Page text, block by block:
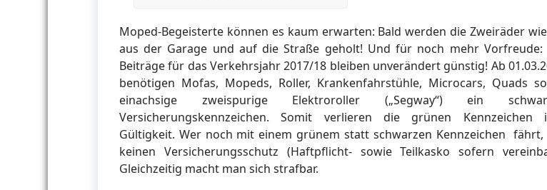
Moped-Begeisterte können es kaum erwarten: Bald werden die Zweiräder
aus der Garage und auf die Straße geholt! Und für noch mehr Vorfreude:
Beiträge für das Verkehrsjahr 2017/18 bleiben unverändert günstig! Ab
benötigen Mofas, Mopeds, Roller, Krankenfahrstühle, Microcars, Quads
einachsige zweispurige Elektroroller („Segway“) ein
Versicherungskennzeichen. Somit verlieren die grünen Kennzeichen
Gültigkeit. Wer noch mit einem grünem statt schwarzen Kennzeichen
keinen Versicherungsschutz (Haftpflicht- sowie Teilkasko sofern
Gleichzeitig macht man sich strafbar.